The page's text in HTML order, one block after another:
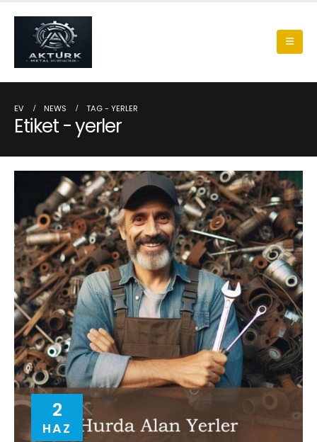
EV NEWS TAG - YERLER
Etiket - yerler
2
HAZ